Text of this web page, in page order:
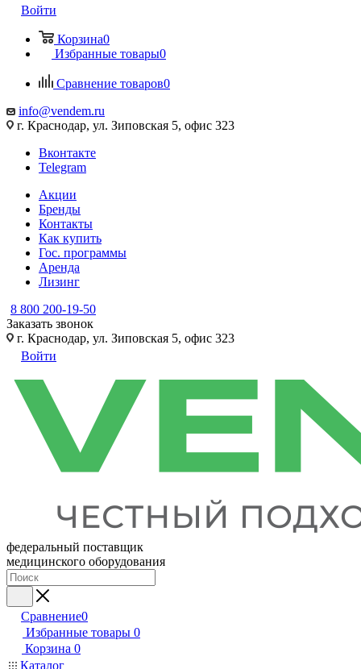
Войти
Корзина0
Избранные товары0
Сравнение товаров0
info@vendem.ru
г. Краснодар, ул. Зиповская 5, офис 323
Вконтакте
Telegram
Акции
Бренды
Контакты
Как купить
Гос. программы
Аренда
Лизинг
8 800 200-19-50
Заказать звонок
г. Краснодар, ул. Зиповская 5, офис 323
Войти
федеральный поставщик
медицинского оборудования
Сравнение0
Избранные товары 0
Корзина 0
Каталог